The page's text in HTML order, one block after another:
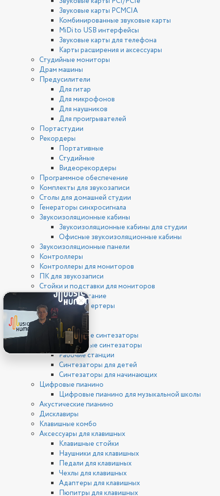
Звуковые карты PCMCIA
Комбинированные звуковые карты
MiDi to USB интерфейсы
Звуковые карты для телефона
Карты расширения и аксессуары
Студийные мониторы
Драм машины
Предусилители
Для гитар
Для микрофонов
Для наушников
Для проигрывателей
Портастудии
Рекордеры
Портативные
Студийные
Видеорекордеры
Программное обеспечение
Комплекты для звукозаписи
Столы для домашней студии
Генераторы синхросигнала
Звукоизоляционные кабины
Звукоизоляционные кабины для студии
Офисные звукоизоляционные кабины
Звукоизоляционные панели
Контроллеры
Контроллеры для мониторов
ПК для звукозаписи
Стойки и подставки для мониторов
Фантомное питание
ЦАП/АЦП конвертеры
Клавишные
Синтезаторы
Цифровые синтезаторы
Аналоговые синтезаторы
Рабочие станции
Синтезаторы для детей
Синтезаторы для начинающих
Цифровые пианино
Цифровые пианино для музыкальной школы
Акустические пианино
Дисклавиры
Клавишные комбо
Аксессуары для клавишных
Клавишные стойки
Наушники для клавишных
Педали для клавишных
Чехлы для клавишных
Адаптеры для клавишных
Пюпитры для клавишных